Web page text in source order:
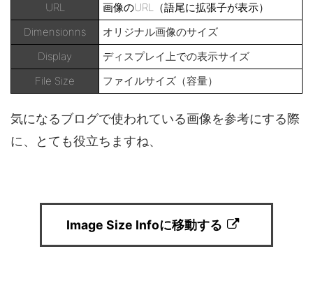
URL
画像のURL（語尾に拡張子が表示）
Dimensionns
オリジナル画像のサイズ
Display
ディスプレイ上での表示サイズ
File Size
ファイルサイズ（容量）
気になるブログで使われている画像を参考にする際
に、とても役立ちますね、
Image Size Infoに移動する